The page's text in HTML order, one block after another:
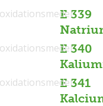
E 339
E 340
E 341